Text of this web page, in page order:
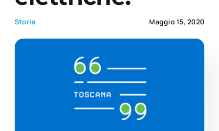
Storie Maggio 15, 2020